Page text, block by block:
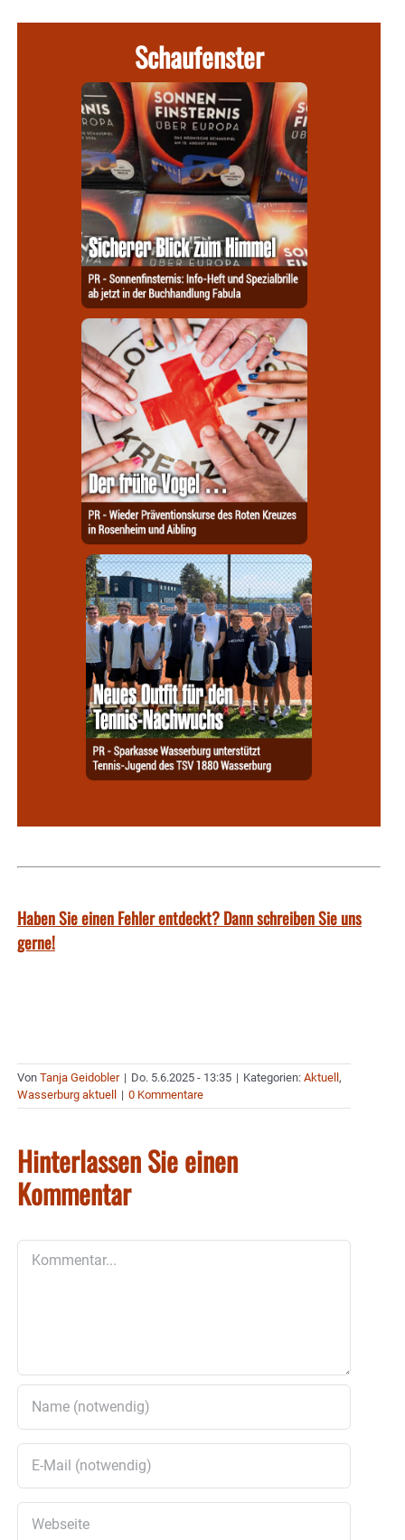
Schaufenster
Haben Sie einen Fehler entdeckt? Dann schreiben Sie uns
gerne!
Von Tanja Geidobler | Do. 5.6.2025 - 13:35 | Kategorien: Aktuell ,
Wasserburg aktuell
| 0 Kommentare
Hinterlassen Sie einen
Kommentar